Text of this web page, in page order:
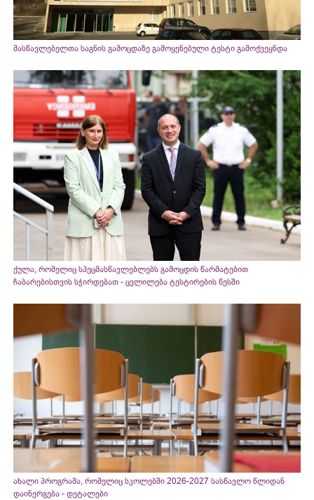
მასწავლებელთა საგნის გამოცდაზე გამოყენებული ტესტი გამოქვეყნდა
ქულა, რომელიც სპეცმასწავლებლებს გამოცდის წარმატებით
ჩაბარებისთვის სჭირდებათ - ცვლილება ტესტირების წესში
ახალი პროგრამა, რომელიც სკოლებში 2026-2027 სასწავლო წლიდან
დაინერგება - დეტალები